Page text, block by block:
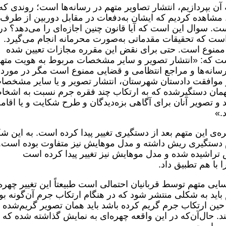
بپردازیم، انتشار تصاویر متهم در رسانه‌ها است؛ روندی
کردیم که ایشان به‌دفعات در مقابل دوربین از طرف
سوال این است که آیا قانون چنین اجازه‌ای را می‌دهد؟
است که تحقیقات مقدماتی به‌صورت محرمانه انجام می‌گیرد.
ممنوع است. حتی برای نقض این مقرره مجازات تعیین شده
نیز آمده است که: «انتشار تصویر و سایر مشخصات مربوط به هویت
و مراجع انتظامی و قضایی ممنوع است مگر در مورد
دادستان شهرستان، انتشار تصویر و یا سایر
دستگیرشده که به ارتکاب چند فقره جرم نسبت به
و تصویر آنان برای آگاهی بزه‌دیدگان و طرح شکایت و یا
این متهم بعد از دستگیری تغییر پیدا کرده است. به این
دستگیری ریش داشته و مدل موهایش نیز متفاوت بوده
تراشیده شده و مدل موهایش نیز تغییر پیدا کرده است
با هم تطبیق داد.
متهم توسط قربانیان احتمالی است طبیعتاً این تغییر
به شکلی منتشر شود که در هنگام ارتکاب جرم آن‌گونه
ارتکاب جرم گریم کرده باشد باید همان تصویر گریم‌شده
حال‌آن‌که در این واقعه چهره‌ای به نمایش گذاشته شده که